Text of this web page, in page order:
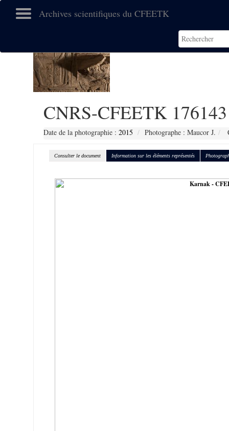
Archives scientifiques du CFEETK
CNRS-CFEETK 176143
Date de la photographie : 2015 Photographe : Maucor J.
Consulter le document Information sur les éléments représentés